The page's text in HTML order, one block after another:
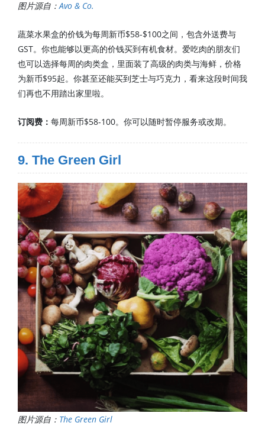
图片源自：Avo & Co.
蔬菜水果盒的价钱为每周新币$58-$100之间，包含外送费与
GST。你也能够以更高的价钱买到有机食材。爱吃肉的朋友们
也可以选择每周的肉类盒，里面装了高级的肉类与海鲜，价格
为新币$95起。你甚至还能买到芝士与巧克力，看来这段时间我
们再也不用踏出家里啦。
订阅费： 每周新币$58-100。你可以随时暂停服务或改期。
9. The Green Girl
图片源自： The Green Girl